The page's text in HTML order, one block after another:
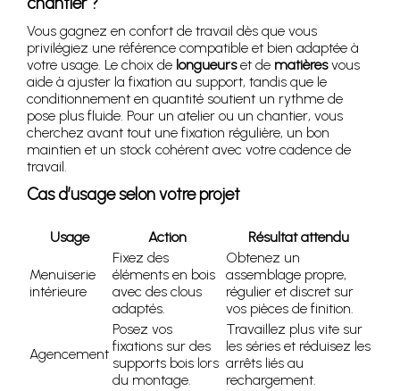
Vous gagnez en confort de travail dès que vous
privilégiez une référence compatible et bien adaptée à
votre usage. Le choix de longueurset de matièresvous
aide à ajuster la fixation au support, tandis que le
conditionnement en quantité soutient un rythme de
pose plus fluide. Pour un atelier ou un chantier, vous
cherchez avant tout une fixation régulière, un bon
maintien et un stock cohérent avec votre cadence de
travail.
Cas d’usage selon votre projet
Usage Action Résultat attendu
Menuiserie
intérieure
Fixez des
éléments en bois
avec des clous
adaptés.
Obtenez un
assemblage propre,
régulier et discret sur
vos pièces de finition.
Agencement
Posez vos
fixations sur des
supports bois lors
du montage.
Travaillez plus vite sur
les séries et réduisez les
arrêts liés au
rechargement.